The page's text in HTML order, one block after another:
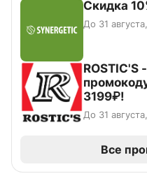
Скидка
До 31
ROSTIC'S
3199₽!
До 31
Все